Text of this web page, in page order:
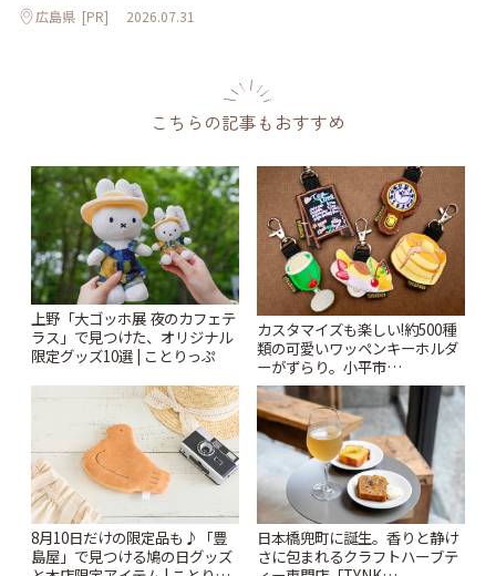
広島県 [PR] 2026.07.31
こちらの記事もおすすめ
上野「大ゴッホ展 夜のカフェテ
ラス」で見つけた、オリジナル
限定グッズ10選 | ことりっぷ
カスタマイズも楽しい!約500種
類の可愛いワッペンキーホルダ
ーがずらり。小平市
「Kimamaya T&K」 | ことりっ
ぷ
8月10日だけの限定品も♪「豊
島屋」で見つける鳩の日グッズ
日本橋兜町に誕生。香りと静け
さに包まれるクラフトハーブテ